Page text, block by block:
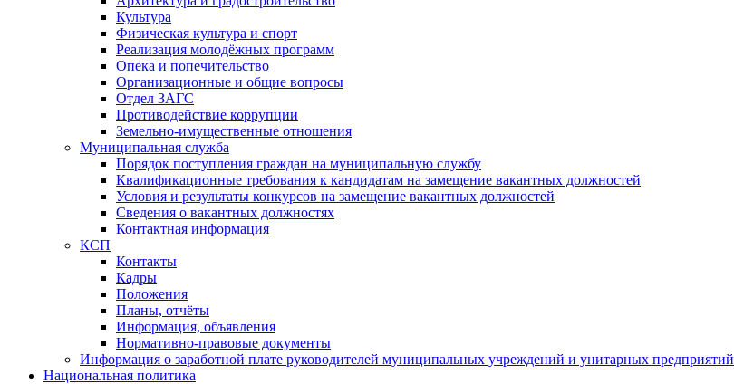
Культура
Физическая культура и спорт
Реализация молодёжных программ
Опека и попечительство
Организационные и общие вопросы
Отдел ЗАГС
Противодействие коррупции
Земельно-имущественные отношения
Муниципальная служба
Порядок поступления граждан на муниципальную службу
Квалификационные требования к кандидатам на замещение вакантных должностей
Условия и результаты конкурсов на замещение вакантных должностей
Сведения о вакантных должностях
Контактная информация
КСП
Контакты
Кадры
Положения
Планы, отчёты
Информация, объявления
Нормативно-правовые документы
Информация о заработной плате руководителей муниципальных учреждений и унитарных предприятий
Национальная политика